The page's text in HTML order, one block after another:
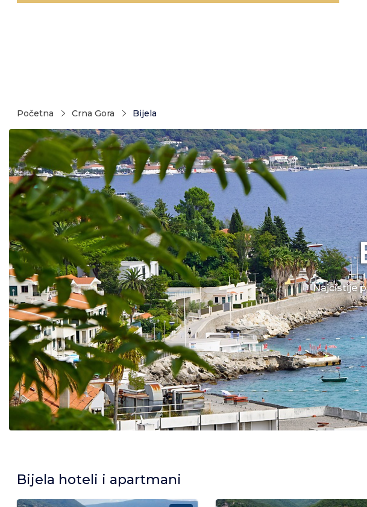
Početna Crna Gora Bijela
Najčistije
Bijela hoteli i apartmani